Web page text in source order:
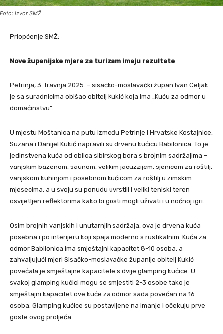
Foto: izvor SMŽ
Priopćenje SMŽ:
Nove županijske mjere za turizam imaju rezultate
Petrinja, 3. travnja 2025. – sisačko-moslavački župan Ivan Celjak
je sa suradnicima obišao obitelj Kukić koja ima „Kuću za odmor u
domaćinstvu“.
U mjestu Moštanica na putu između Petrinje i Hrvatske Kostajnice,
Suzana i Danijel Kukić napravili su drvenu kućicu Babilonica. To je
jedinstvena kuća od oblica sibirskog bora s brojnim sadržajima –
vanjskim bazenom, saunom, velikim jacuzzijem, sjenicom za roštilj,
vanjskom kuhinjom i posebnom kućicom za roštilj u zimskim
mjesecima, a u svoju su ponudu uvrstili i veliki teniski teren
osvijetljen reflektorima kako bi gosti mogli uživati i u noćnoj igri.
Osim brojnih vanjskih i unutarnjih sadržaja, ova je drvena kuća
posebna i po interijeru koji spaja moderno s rustikalnim. Kuća za
odmor Babilonica ima smještajni kapacitet 8-10 osoba, a
zahvaljujući mjeri Sisačko-moslavačke županije obitelj Kukić
povećala je smještajne kapacitete s dvije glamping kućice. U
svakoj glamping kućici mogu se smjestiti 2-3 osobe tako je
smještajni kapacitet ove kuće za odmor sada povećan na 16
osoba. Glamping kućice su postavljene na imanje i očekuju prve
goste ovog proljeća.